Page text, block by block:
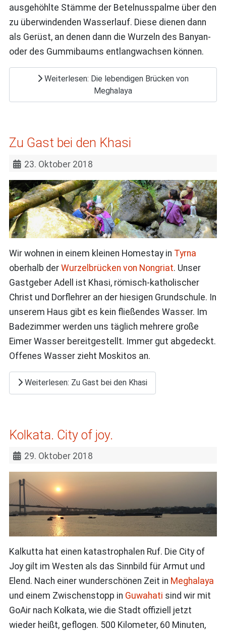
ausgehöhlte Stämme der Betelnusspalme über den
zu überwindenden Wasserlauf. Diese dienen dann
als Gerüst, an denen dann die Wurzeln des Banyan-
oder des Gummibaums entlangwachsen können.
Weiterlesen: Die lebendigen Brücken von
Meghalaya
Zu Gast bei den Khasi
23. Oktober 2018
Wir wohnen in einem kleinen Homestay in Tyrna
oberhalb der Wurzelbrücken von Nongriat. Unser
Gastgeber Adell ist Khasi, römisch-katholischer
Christ und Dorflehrer an der hiesigen Grundschule. In
unserem Haus gibt es kein fließendes Wasser. Im
Badezimmer werden uns täglich mehrere große
Eimer Wasser bereitgestellt. Immer gut abgedeckt.
Offenes Wasser zieht Moskitos an.
Weiterlesen: Zu Gast bei den Khasi
Kolkata. City of joy.
29. Oktober 2018
Kalkutta hat einen katastrophalen Ruf. Die City of
Joy gilt im Westen als das Sinnbild für Armut und
Elend. Nach einer wunderschönen Zeit in Meghalaya
und einem Zwischenstopp in Guwahati sind wir mit
GoAir nach Kolkata, wie die Stadt offiziell jetzt
wieder heißt, geflogen. 500 Kilometer, 60 Minuten,